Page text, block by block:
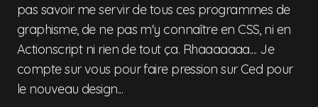
pas savoir me servir de tous ces programmes de
graphisme, de ne pas m'y connaître en CSS, ni en
Actionscript ni rien de tout ça. Rhaaaaaaa.... Je
compte sur vous pour faire pression sur Ced pour
le nouveau design...